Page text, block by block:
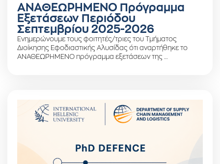
ΑΝΑΘΕΩΡΗΜΕΝΟ Πρόγραμμα
Εξετάσεων Περιόδου
Σεπτεμβρίου 2025-2026
Ενημερώνουμε τους φοιτητές/τριες του Τμήματος
Διοίκησης Εφοδιαστικής Αλυσίδας ότι αναρτήθηκε το
ΑΝΑΘΕΩΡΗΜΕΝΟ πρόγραμμα εξετάσεων της …